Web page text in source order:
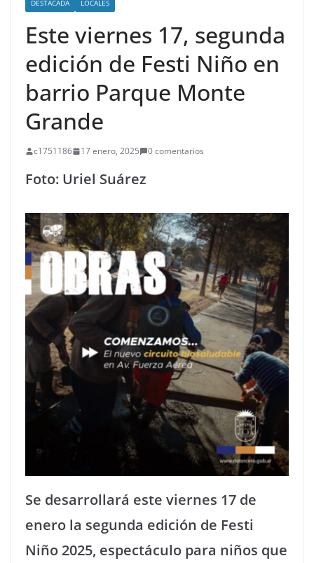
DESTACADA LOCALES
Este viernes 17, segunda
edición de Festi Niño en
barrio Parque Monte
Grande
c1751186 17 enero, 2025 0 comentarios
Foto: Uriel Suárez
Se desarrollará este viernes 17 de
enero la segunda edición de Festi
Niño 2025, espectáculo para niños que